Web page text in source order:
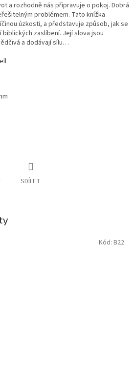
a rozhodně nás připravuje o pokoj. Dobrá
problémem. Tato knížka
úzkosti, a představuje způsob, jak se
zaslíbení. Její slova jsou
a dodávají sílu…
SDÍLET
Kód: B22